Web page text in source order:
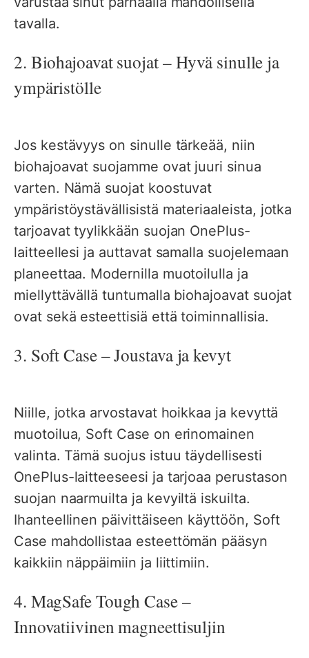
tavalla.
2. Biohajoavat suojat – Hyvä sinulle ja
ympäristölle
Jos kestävyys on sinulle tärkeää, niin
biohajoavat suojamme ovat juuri sinua
varten. Nämä suojat koostuvat
ympäristöystävällisistä materiaaleista, jotka
tarjoavat tyylikkään suojan OnePlus-
laitteellesi ja auttavat samalla suojelemaan
planeettaa. Modernilla muotoilulla ja
miellyttävällä tuntumalla biohajoavat suojat
ovat sekä esteettisiä että toiminnallisia.
3. Soft Case – Joustava ja kevyt
Niille, jotka arvostavat hoikkaa ja kevyttä
muotoilua, Soft Case on erinomainen
valinta. Tämä suojus istuu täydellisesti
OnePlus-laitteeseesi ja tarjoaa perustason
suojan naarmuilta ja kevyiltä iskuilta.
Ihanteellinen päivittäiseen käyttöön, Soft
Case mahdollistaa esteettömän pääsyn
kaikkiin näppäimiin ja liittimiin.
4. MagSafe Tough Case –
Innovatiivinen magneettisuljin